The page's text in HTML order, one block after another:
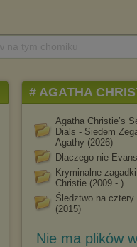
# AGATHA
Agatha Christie’s
Dials - Siedem
Agathy (2026)
Dlaczego nie
Kryminalne
Christie (2009 - )
Śledztwo na cztery
(2015)
Nie ma plików